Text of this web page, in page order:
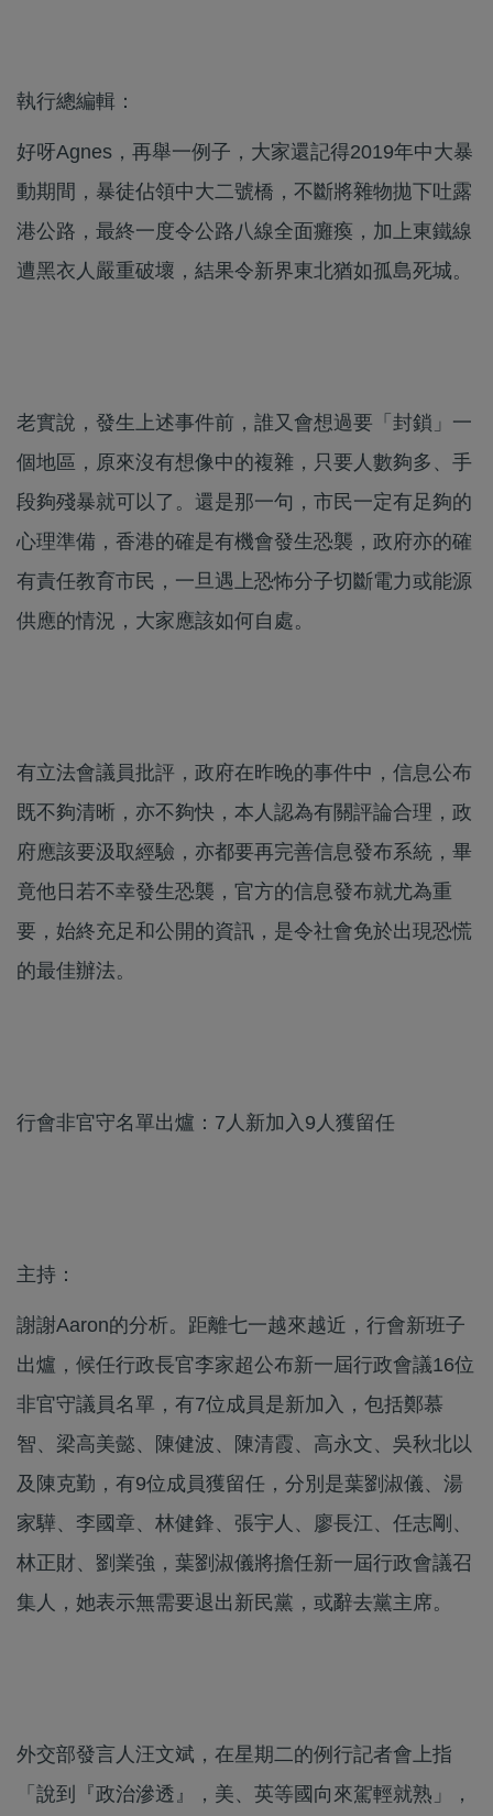
執行總編輯：
好呀Agnes，再舉一例子，大家還記得2019年中大暴
動期間，暴徒佔領中大二號橋，不斷將雜物拋下吐露
港公路，最終一度令公路八線全面癱瘓，加上東鐵線
遭黑衣人嚴重破壞，結果令新界東北猶如孤島死城。
老實說，發生上述事件前，誰又會想過要「封鎖」一
個地區，原來沒有想像中的複雜，只要人數夠多、手
段夠殘暴就可以了。還是那一句，市民一定有足夠的
心理準備，香港的確是有機會發生恐襲，政府亦的確
有責任教育市民，一旦遇上恐怖分子切斷電力或能源
供應的情況，大家應該如何自處。
有立法會議員批評，政府在昨晚的事件中，信息公布
既不夠清晰，亦不夠快，本人認為有關評論合理，政
府應該要汲取經驗，亦都要再完善信息發布系統，畢
竟他日若不幸發生恐襲，官方的信息發布就尤為重
要，始終充足和公開的資訊，是令社會免於出現恐慌
的最佳辦法。
行會非官守名單出爐：7人新加入9人獲留任
主持：
謝謝Aaron的分析。距離七一越來越近，行會新班子
出爐，候任行政長官李家超公布新一屆行政會議16位
非官守議員名單，有7位成員是新加入，包括鄭慕
智、梁高美懿、陳健波、陳清霞、高永文、吳秋北以
及陳克勤，有9位成員獲留任，分別是葉劉淑儀、湯
家驊、李國章、林健鋒、張宇人、廖長江、任志剛、
林正財、劉業強，葉劉淑儀將擔任新一屆行政會議召
集人，她表示無需要退出新民黨，或辭去黨主席。
外交部發言人汪文斌，在星期二的例行記者會上指
「說到『政治滲透』，美、英等國向來駕輕就熟」，